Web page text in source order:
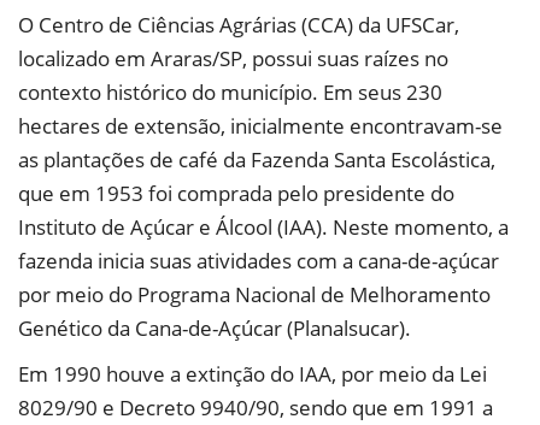
O Centro de Ciências Agrárias (CCA) da UFSCar,
localizado em Araras/SP, possui suas raízes no
contexto histórico do município. Em seus 230
hectares de extensão, inicialmente encontravam-se
as plantações de café da Fazenda Santa Escolástica,
que em 1953 foi comprada pelo presidente do
Instituto de Açúcar e Álcool (IAA). Neste momento, a
fazenda inicia suas atividades com a cana-de-açúcar
por meio do Programa Nacional de Melhoramento
Genético da Cana-de-Açúcar (Planalsucar).
Em 1990 houve a extinção do IAA, por meio da Lei
8029/90 e Decreto 9940/90, sendo que em 1991 a